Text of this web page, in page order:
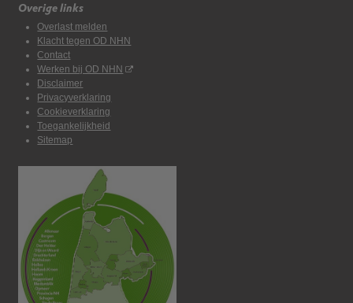
Overige links
Overlast melden
Klacht tegen OD NHN
Contact
Werken bij OD NHN
Disclaimer
Privacyverklaring
Cookieverklaring
Toegankelijkheid
Sitemap